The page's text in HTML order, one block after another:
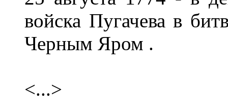
войска Пугачева в
Черным Яром .
<...>